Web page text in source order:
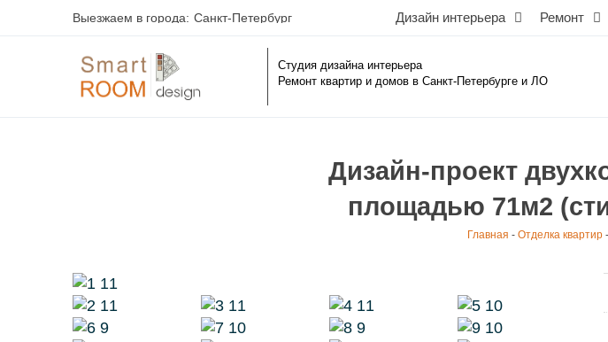
Выезжаем в города: Санкт-Петербург Дизайн интерьера Ремонт
Студия дизайна интерьера
Ремонт квартир и домов в Санкт-Петербурге и ЛО
Дизайн-проект
площадью 71м2
Главная - Отделка квартир-